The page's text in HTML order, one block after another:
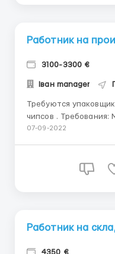
Работник на
3100-3300 €
Іван manager
Требуются
чипсов . Требования: Мужчины, женщины, семейные
пары. Возраст от 18-ти до 55 -ти лет Условия
до
07-09-2022
Работник на